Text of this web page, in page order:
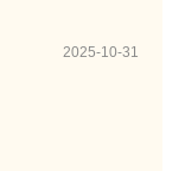
2025-10-31